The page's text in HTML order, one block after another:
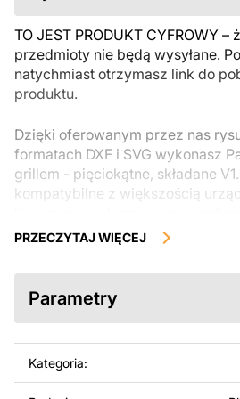
TO JEST PRODUKT CYFROWY
przedmioty nie będą wysyłane.
natychmiast otrzymasz link do
produktu.
Dzięki oferowanym przez nas
formatach DXF i SVG wykonasz
grillem - pięciokątne, składane
kompatybilne z większością
maszynami CNC. Można je łatwo
AutoCAD, Inkscape, SheetCam,
SolidWorks lub innych narzędzi
jakości produkt z kawałka
PRZECZYTAJ WIĘCEJ
Parametry
Kategoria: